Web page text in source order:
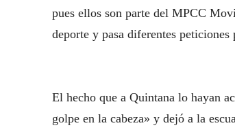
pues ellos son parte del MPCC
deporte y pasa diferentes peticiones
El hecho que a Quintana lo hayan
golpe en la cabeza» y dejó a la